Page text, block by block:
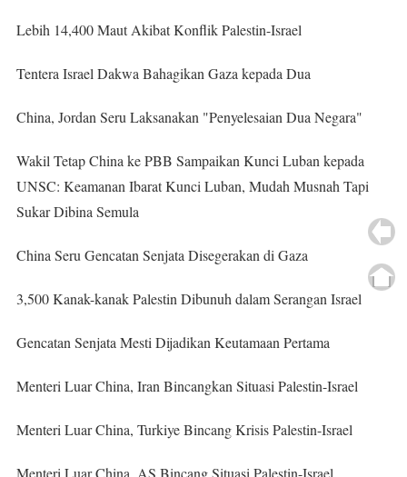
Lebih 14,400 Maut Akibat Konflik Palestin-Israel
Tentera Israel Dakwa Bahagikan Gaza kepada Dua
China, Jordan Seru Laksanakan "Penyelesaian Dua Negara"
Wakil Tetap China ke PBB Sampaikan Kunci Luban kepada
UNSC: Keamanan Ibarat Kunci Luban, Mudah Musnah Tapi
Sukar Dibina Semula
China Seru Gencatan Senjata Disegerakan di Gaza
3,500 Kanak-kanak Palestin Dibunuh dalam Serangan Israel
Gencatan Senjata Mesti Dijadikan Keutamaan Pertama
Menteri Luar China, Iran Bincangkan Situasi Palestin-Israel
Menteri Luar China, Turkiye Bincang Krisis Palestin-Israel